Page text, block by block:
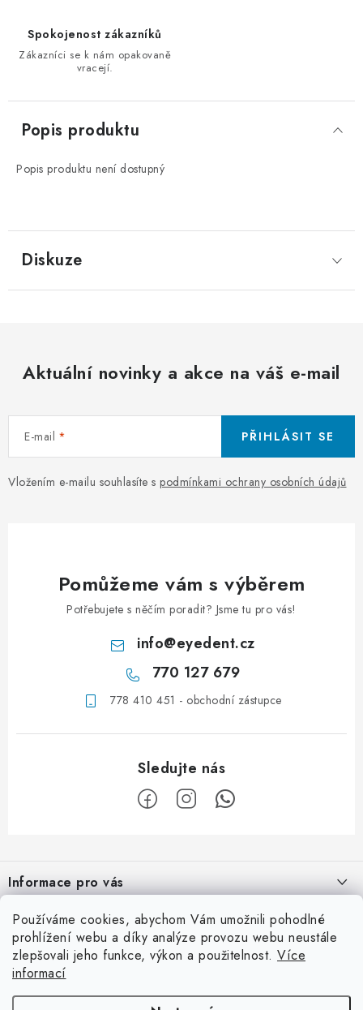
Používáme cookies, abychom Vám umožnili pohodlné
prohlížení webu a díky analýze provozu webu neustále
zlepšovali jeho funkce, výkon a použitelnost. Více
informací
Spokojenost zákazníků
Zákazníci se k nám opakovaně
vracejí.
Popis produktu
Popis produktu není dostupný
Diskuze
Aktuální novinky a akce na váš e-mail
E-mail
Vložením e-mailu souhlasíte s podmínkami ochrany osobních údajů
PŘIHLÁSIT SE
Pomůžeme vám s výběrem
Potřebujete s něčím poradit? Jsme tu pro vás!
info@eyedent.cz
770 127 679
778 410 451 - obchodní zástupce
pInformace pro vás
Obchodní podmínky
Podmínky ochrany osobních údajů
Kontaktní formulář
Užitečné info
Ordinace
Kontaktní adresa
eyedent, s.r.o.